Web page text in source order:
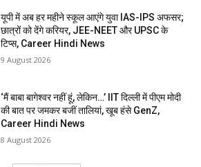
यूपी में अब हर महीने स्कूल आएंगे युवा IAS-IPS अफसर;
छात्रों को देंगे करियर, JEE-NEET और UPSC के
टिप्स, Career Hindi News
9 August 2026
‘मैं बाबा बागेश्वर नहीं हूं, लेकिन…’ IIT दिल्ली में पीएम मोदी
की बात पर जमकर बजीं तालियां, खूब हंसे GenZ,
Career Hindi News
8 August 2026